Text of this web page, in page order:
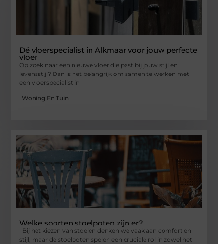
Dé vloerspecialist in Alkmaar voor jouw perfecte
vloer
Op zoek naar een nieuwe vloer die past bij jouw stijl en
levensstijl? Dan is het belangrijk om samen te werken met
een vloerspecialist in
Woning En Tuin
Welke soorten stoelpoten zijn er?
Bij het kiezen van stoelen denken we vaak aan comfort en
stijl, maar de stoelpoten spelen een cruciale rol in zowel het